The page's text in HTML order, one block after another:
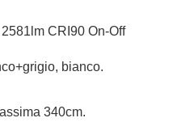
CRI90 On-Off
bianco.
340cm.